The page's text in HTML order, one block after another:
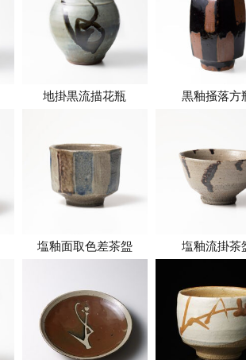
地掛黒流描花瓶 黒釉掻落方
塩釉面取色差茶盌 塩釉流掛茶